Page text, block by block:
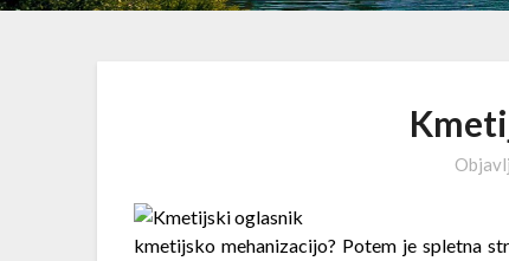
kmetijsko mehanizacijo? Potem je spletna